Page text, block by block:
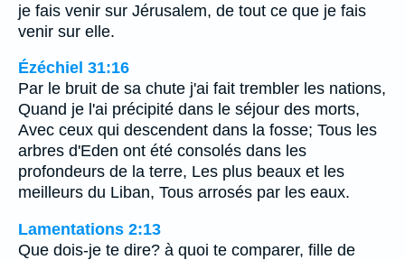
je fais venir sur Jérusalem, de tout ce que je fais
venir sur elle.
Ézéchiel 31:16
Par le bruit de sa chute j'ai fait trembler les nations,
Quand je l'ai précipité dans le séjour des morts,
Avec ceux qui descendent dans la fosse; Tous les
arbres d'Eden ont été consolés dans les
profondeurs de la terre, Les plus beaux et les
meilleurs du Liban, Tous arrosés par les eaux.
Lamentations 2:13
Que dois-je te dire? à quoi te comparer, fille de